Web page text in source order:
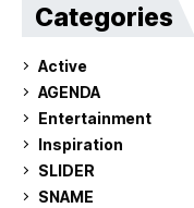
Categories
Active
AGENDA
Entertainment
Inspiration
SLIDER
SNAME